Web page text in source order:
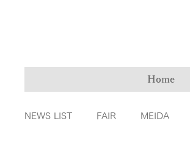
Home
NEWS LIST FAIR MEIDA